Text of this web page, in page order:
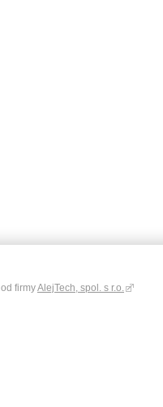
od firmyAlejTech, spol. s r.o.